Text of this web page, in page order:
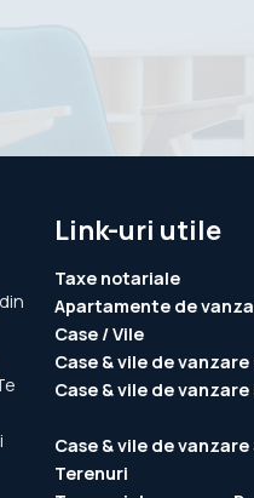
Link-uri utile
Taxe notariale
Apartamente de
Case / Vile
Case & vile de
Case & vile de
Case & vile de
Terenuri